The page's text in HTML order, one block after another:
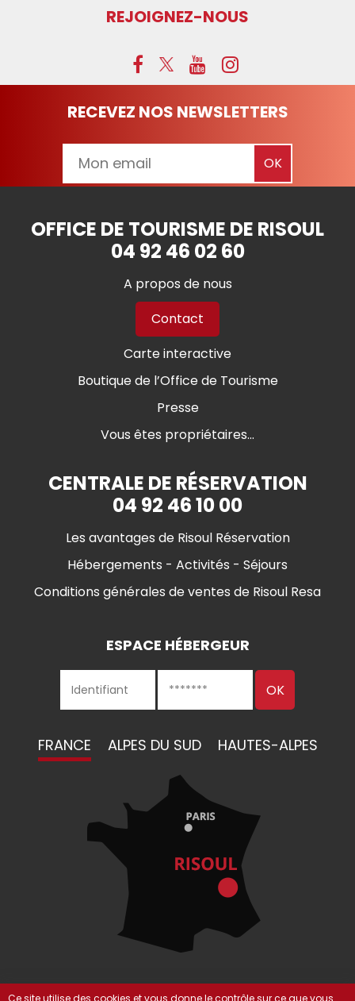
REJOIGNEZ-NOUS
RECEVEZ NOS NEWSLETTERS
OFFICE DE TOURISME DE RISOUL
04 92 46 02 60
A propos de nous
Contact
Carte interactive
Boutique de l’Office de Tourisme
Presse
Vous êtes propriétaires...
CENTRALE DE RÉSERVATION
04 92 46 10 00
Les avantages de Risoul Réservation
Hébergements - Activités - Séjours
Conditions générales de ventes de Risoul Resa
ESPACE HÉBERGEUR
FRANCE ALPES DU SUD HAUTES-ALPES
Ce site utilise des cookies et vous donne le contrôle sur ce que vous